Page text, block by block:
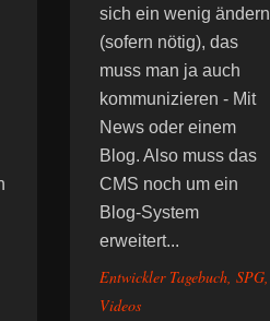
sich ein wenig ändern
(sofern nötig), das
muss man ja auch
kommunizieren - Mit
News oder einem
Blog. Also muss das
CMS noch um ein
Blog-System
erweitert...
Entwickler Tagebuch, SPG,
Videos